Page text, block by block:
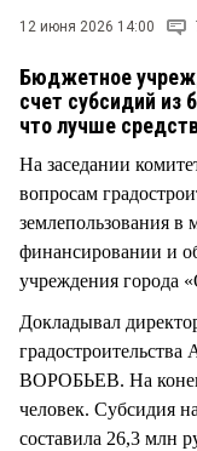
12 июня 2026 14:00
Бюджетное
счет субсидий
что лучше
На заседании
вопросам
землепользования
финансировании и
учреждения города
Докладывал
ВОРОБЬЕВ. На конец
человек. Субсидия
составила 26,3 млн